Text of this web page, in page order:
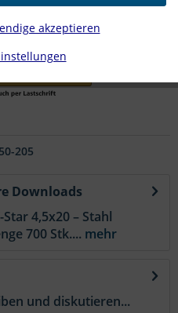
205
Downloads
4,5x20 – Stahl
700 Stk.... mehr
und diskutieren...
akzeptieren